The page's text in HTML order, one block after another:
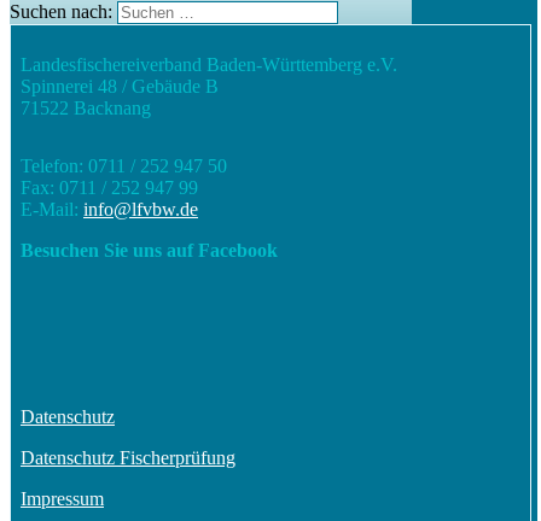
Suchen nach:
Landesfischereiverband Baden-Württemberg e.V.
Spinnerei 48 / Gebäude B
71522 Backnang
Telefon: 0711 / 252 947 50
Fax: 0711 / 252 947 99
E-Mail: info@lfvbw.de
Besuchen Sie uns auf Facebook
Datenschutz
Datenschutz Fischerprüfung
Impressum